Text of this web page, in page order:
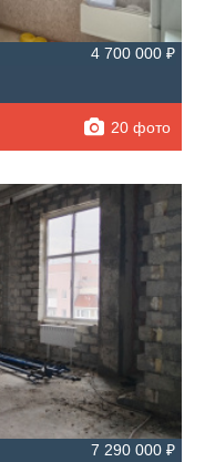
4 700 000 ₽
20 фото
7 290 000 ₽